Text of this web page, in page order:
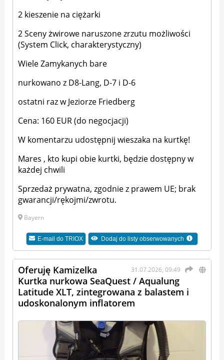
2 kieszenie na ciężarki
2 Sceny żwirowe naruszone zrzutu możliwości
(System Click, charakterystyczny)
Wiele Zamykanych bare
nurkowano z D8-Lang, D-7 i D-6
ostatni raz w Jeziorze Friedberg
Cena: 160 EUR (do negocjacji)
W komentarzu udostępnij wieszaka na kurtkę!
Mares , kto kupi obie kurtki, będzie dostępny w
każdej chwili
Sprzedaż prywatna, zgodnie z prawem UE; brak
gwarancji/rękojmi/zwrotu.
Bayern
E-mail doTRIOX Dodaj do listy obserwowanych
31.07.2026, 09:49
Oferuję Kamizelka
Kurtka nurkowa SeaQuest / Aqualung
Latitude XLT, zintegrowana z balastem i
udoskonalonym inflatorem